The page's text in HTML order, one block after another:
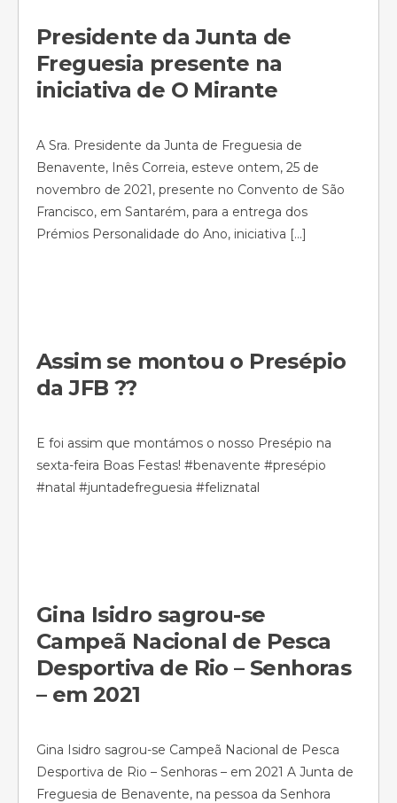
Presidente da Junta de
Freguesia presente na
iniciativa de O Mirante
A Sra. Presidente da Junta de Freguesia de
Benavente, Inês Correia, esteve ontem, 25 de
novembro de 2021, presente no Convento de São
Francisco, em Santarém, para a entrega dos
Prémios Personalidade do Ano, iniciativa […]
Assim se montou o Presépio
da JFB ??
E foi assim que montámos o nosso Presépio na
sexta-feira Boas Festas! #benavente #presépio
#natal #juntadefreguesia #feliznatal
Gina Isidro sagrou-se
Campeã Nacional de Pesca
Desportiva de Rio – Senhoras
– em 2021
Gina Isidro sagrou-se Campeã Nacional de Pesca
Desportiva de Rio – Senhoras – em 2021 A Junta de
Freguesia de Benavente, na pessoa da Senhora